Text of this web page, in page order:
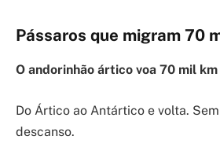
Pássaros que migram 70
O andorinhão ártico voa 70 mil km
Do Ártico ao Antártico e volta.
descanso.